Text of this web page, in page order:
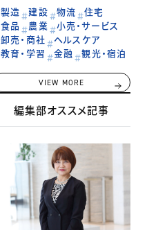
製造 建設 物流
住宅
食品
農業
小売・サービス
卸売・商社
ヘルスケア
教育・学習
金融 観光・宿泊
VIEW MORE
編集部オススメ記事